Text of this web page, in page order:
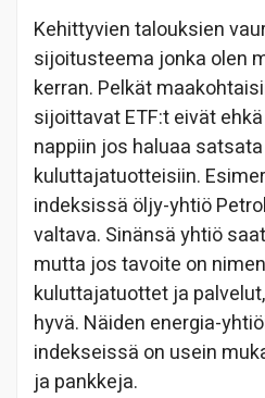
Kehittyvien talouksien
sijoitusteema jonka olen
kerran. Pelkät
sijoittavat ETF:t eivät
nappiin jos haluaa
kuluttajatuotteisiin.
indeksissä öljy-yhtiö
valtava. Sinänsä yhtiö
mutta jos tavoite on
kuluttajatuottet ja
hyvä. Näiden energia-
indekseissä on usein
ja pankkeja.